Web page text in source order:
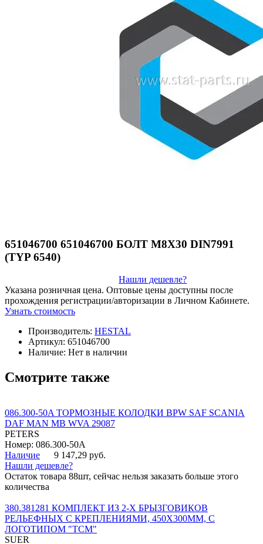
651046700 651046700 БОЛТ М8Х30 DIN7991
(TYP 6540)
Нашли дешевле?
Указана розничная цена. Оптовые цены доступны после
прохождения регистрации/авторизации в Личном Кабинете.
Узнать стоимость
Производитель: HESTAL
Артикул: 651046700
Наличие: Нет в наличии
Смотрите также
086.300-50A ТОРМОЗНЫЕ КОЛОДКИ BPW SAF SCANIA
DAF MAN MB WVA 29087
PETERS
Номер: 086.300-50A
Наличие
9 147,29 руб.
Нашли дешевле?
Остаток товара 88шт, сейчас нельзя заказать больше этого
количества
380.381281 КОМПЛЕКТ ИЗ 2-Х БРЫЗГОВИКОВ
РЕЛЬЕФНЫХ С КРЕПЛЕНИЯМИ, 450Х300ММ, С
ЛОГОТИПОМ "ТСМ"
SUER